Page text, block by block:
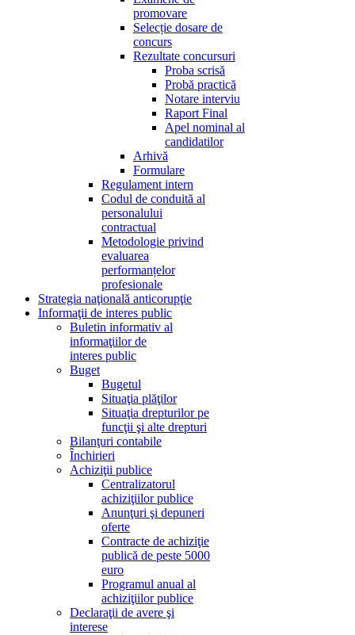
promovare
Selecție dosare de
concurs
Rezultate concursuri
Proba scrisă
Probă practică
Notare interviu
Raport Final
Apel nominal al
candidatilor
Arhivă
Formulare
Regulament intern
Codul de conduită al
personalului
contractual
Metodologie privind
evaluarea
performanțelor
profesionale
Strategia naţională anticorupţie
Informaţii de interes public
Buletin informativ al
informaţiilor de
interes public
Buget
Bugetul
Situaţia plăţilor
Situaţia drepturilor pe
funcţii şi alte drepturi
Bilanţuri contabile
Închirieri
Achiziţii publice
Centralizatorul
achiziţiilor publice
Anunţuri şi depuneri
oferte
Contracte de achiziţie
publică de peste 5000
euro
Programul anual al
achiziţiilor publice
Declaraţii de avere şi
interese